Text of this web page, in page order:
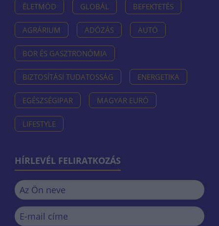
ÉLETMÓD GLOBÁL BEFEKTETÉS
AGRÁRIUM ADÓZÁS AUTÓ
BOR ÉS GASZTRONÓMIA
BIZTOSÍTÁSI TUDATOSSÁG ENERGETIKA
EGÉSZSÉGIPAR MAGYAR EURÓ
LIFESTYLE
HÍRLEVÉL FELIRATKOZÁS